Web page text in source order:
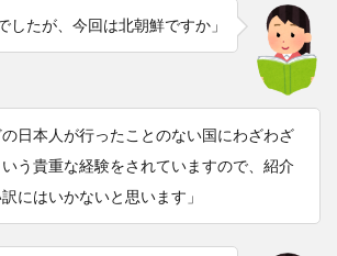
したが、今回は北朝鮮ですか」
の日本人が行ったことのない国にわざわざ
う貴重な経験をされていますので、紹介
にはいかないと思います」